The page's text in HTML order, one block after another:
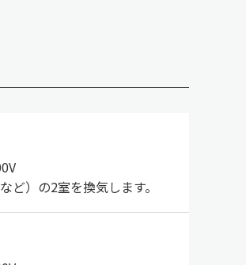
ど）の2室を換気します。